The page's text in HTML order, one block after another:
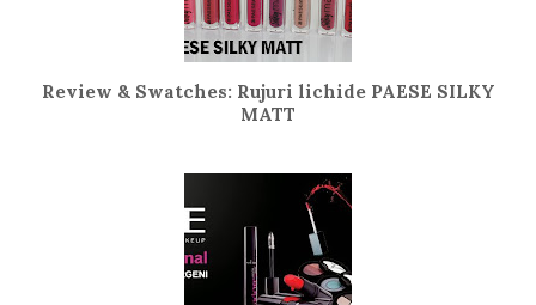
Review & Swatches: Rujuri lichide PAESE SILKY
MATT